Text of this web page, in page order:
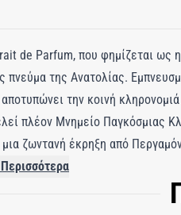
de Parfum, που φημίζεται ως
πνεύμα της Ανατολίας.
την κοινή
πλέον Μνημείο Παγκόσμιας
μια ζωντανή έκρηξη από
Η καρδιά ξεδιπλώνεται με
την αγάπη και την ηρεμία